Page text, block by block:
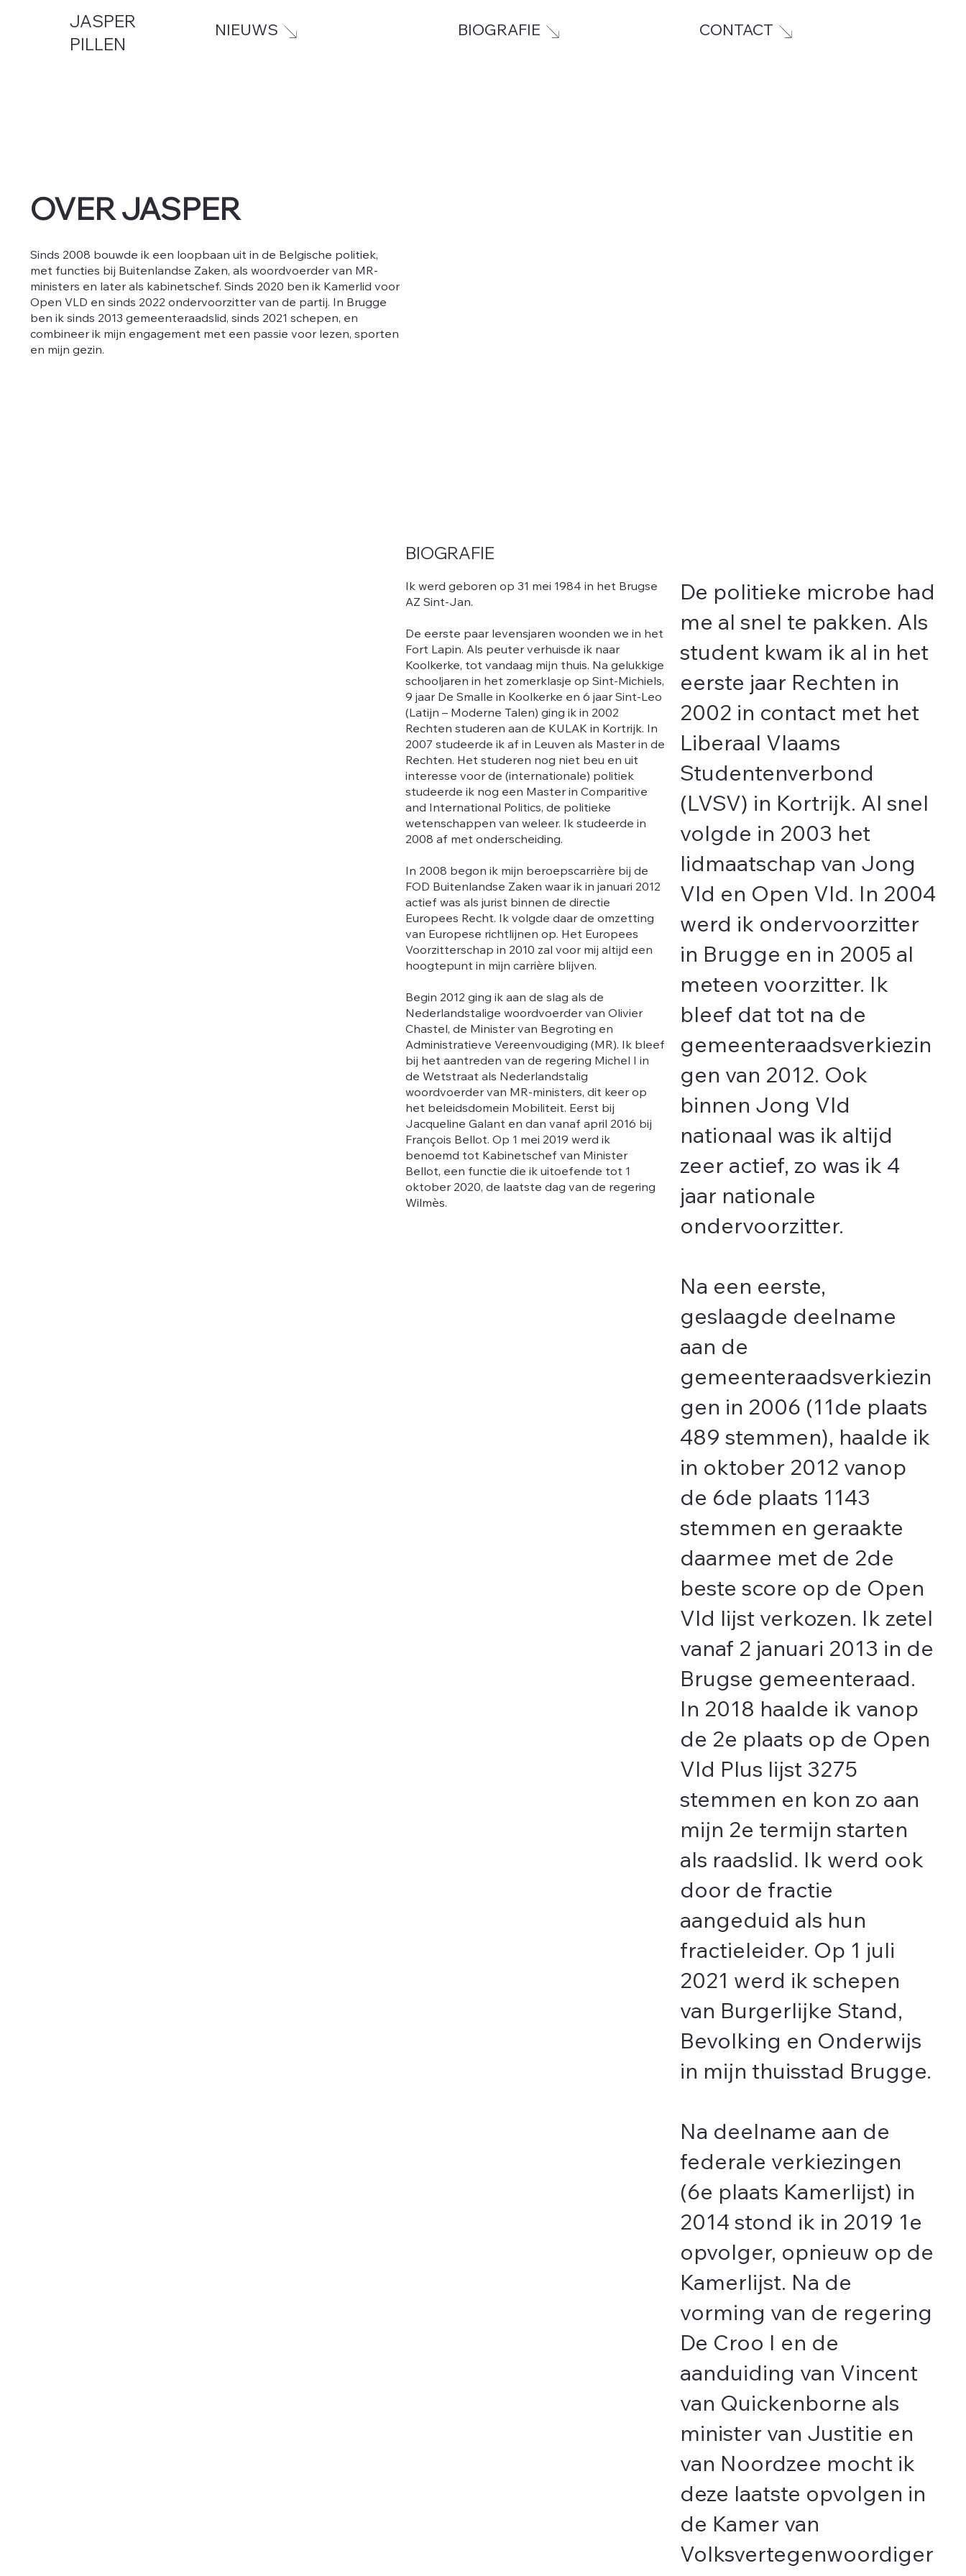
JASPER
PILLEN
NIEUWS BIOGRAFIE CONTACT
OVER JASPER
Sinds 2008 bouwde ik een loopbaan uit in de Belgische politiek,
met functies bij Buitenlandse Zaken, als woordvoerder van MR-
ministers en later als kabinetschef. Sinds 2020 ben ik Kamerlid voor
Open VLD en sinds 2022 ondervoorzitter van de partij. In Brugge
ben ik sinds 2013 gemeenteraadslid, sinds 2021 schepen, en
combineer ik mijn engagement met een passie voor lezen, sporten
en mijn gezin.
BIOGRAFIE
Ik werd geboren op 31 mei 1984 in het Brugse
AZ Sint-Jan.
De eerste paar levensjaren woonden we in het
Fort Lapin. Als peuter verhuisde ik naar
Koolkerke, tot vandaag mijn thuis. Na gelukkige
schooljaren in het zomerklasje op Sint-Michiels,
9 jaar De Smalle in Koolkerke en 6 jaar Sint-Leo
(Latijn – Moderne Talen) ging ik in 2002
Rechten studeren aan de KULAK in Kortrijk. In
2007 studeerde ik af in Leuven als Master in de
Rechten. Het studeren nog niet beu en uit
interesse voor de (internationale) politiek
studeerde ik nog een Master in Comparitive
and International Politics, de politieke
wetenschappen van weleer. Ik studeerde in
2008 af met onderscheiding.
In 2008 begon ik mijn beroepscarrière bij de
FOD Buitenlandse Zaken waar ik in januari 2012
actief was als jurist binnen de directie
Europees Recht. Ik volgde daar de omzetting
van Europese richtlijnen op. Het Europees
Voorzitterschap in 2010 zal voor mij altijd een
hoogtepunt in mijn carrière blijven.
Begin 2012 ging ik aan de slag als de
Nederlandstalige woordvoerder van Olivier
Chastel, de Minister van Begroting en
Administratieve Vereenvoudiging (MR). Ik bleef
bij het aantreden van de regering Michel I in
de Wetstraat als Nederlandstalig
woordvoerder van MR-ministers, dit keer op
het beleidsdomein Mobiliteit. Eerst bij
Jacqueline Galant en dan vanaf april 2016 bij
François Bellot. Op 1 mei 2019 werd ik
benoemd tot Kabinetschef van Minister
Bellot, een functie die ik uitoefende tot 1
oktober 2020, de laatste dag van de regering
Wilmès.
De politieke microbe had
me al snel te pakken. Als
student kwam ik al in het
eerste jaar Rechten in
2002 in contact met het
Liberaal Vlaams
Studentenverbond
(LVSV) in Kortrijk. Al snel
volgde in 2003 het
lidmaatschap van Jong
Vld en Open Vld. In 2004
werd ik ondervoorzitter
in Brugge en in 2005 al
meteen voorzitter. Ik
bleef dat tot na de
gemeenteraadsverkiezin
gen van 2012. Ook
binnen Jong Vld
nationaal was ik altijd
zeer actief, zo was ik 4
jaar nationale
ondervoorzitter.
Na een eerste,
geslaagde deelname
aan de
gemeenteraadsverkiezin
gen in 2006 (11de plaats
489 stemmen), haalde ik
in oktober 2012 vanop
de 6de plaats 1143
stemmen en geraakte
daarmee met de 2de
beste score op de Open
Vld lijst verkozen. Ik zetel
vanaf 2 januari 2013 in de
Brugse gemeenteraad.
In 2018 haalde ik vanop
de 2e plaats op de Open
Vld Plus lijst 3275
stemmen en kon zo aan
mijn 2e termijn starten
als raadslid. Ik werd ook
door de fractie
aangeduid als hun
fractieleider. Op 1 juli
2021 werd ik schepen
van Burgerlijke Stand,
Bevolking en Onderwijs
in mijn thuisstad Brugge.
Na deelname aan de
federale verkiezingen
(6e plaats Kamerlijst) in
2014 stond ik in 2019 1e
opvolger, opnieuw op de
Kamerlijst. Na de
vorming van de regering
De Croo I en de
aanduiding van Vincent
van Quickenborne als
minister van Justitie en
van Noordzee mocht ik
deze laatste opvolgen in
de Kamer van
Volksvertegenwoordiger